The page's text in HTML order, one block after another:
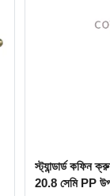
স্ট্যান্ডার্ড কফিন
20.8 সেমি PP